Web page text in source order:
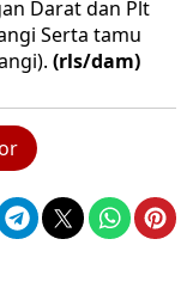
Darat dan Plt
Serta tamu
(rls/dam)